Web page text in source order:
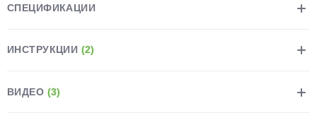
СПЕЦИФИКАЦИИ
ИНСТРУКЦИИ (2)
ВИДЕО (3)